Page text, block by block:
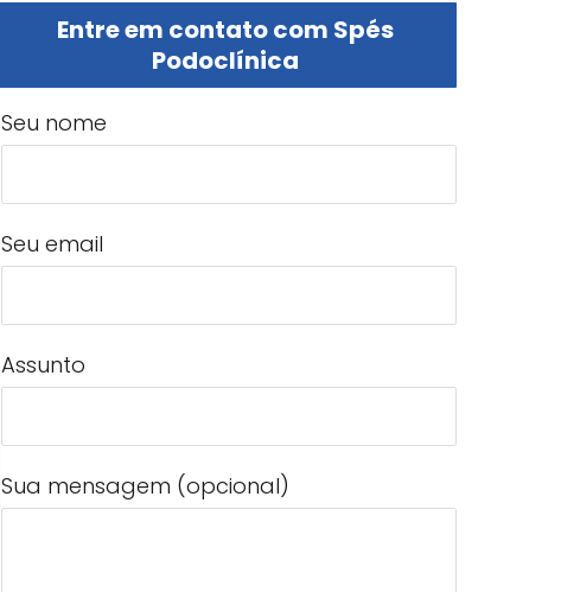
Entre em contato com Spés
Podoclínica
Seu nome
Seu email
Assunto
Sua mensagem (opcional)